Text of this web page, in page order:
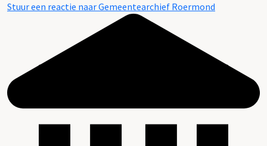
Stuur een reactie naar Gemeentearchief Roermond